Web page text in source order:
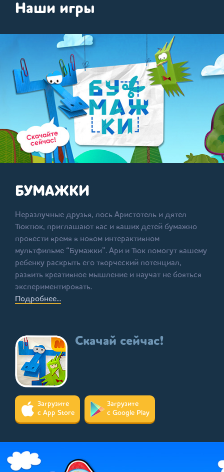
Наши игры
БУМАЖКИ
Неразлучные друзья, лось Аристотель и дятел
Тюктюк, приглашают вас и ваших детей бумажно
провести время в новом интерактивном
мультфильме “Бумажки”. Ари и Тюк помогут вашему
ребенку раскрыть его творческий потенциал,
развить креативное мышление и научат не бояться
экспериментировать.
Подробнее...
Скачай сейчас!
Загрузите
с App Store
Загрузите
с Google Play